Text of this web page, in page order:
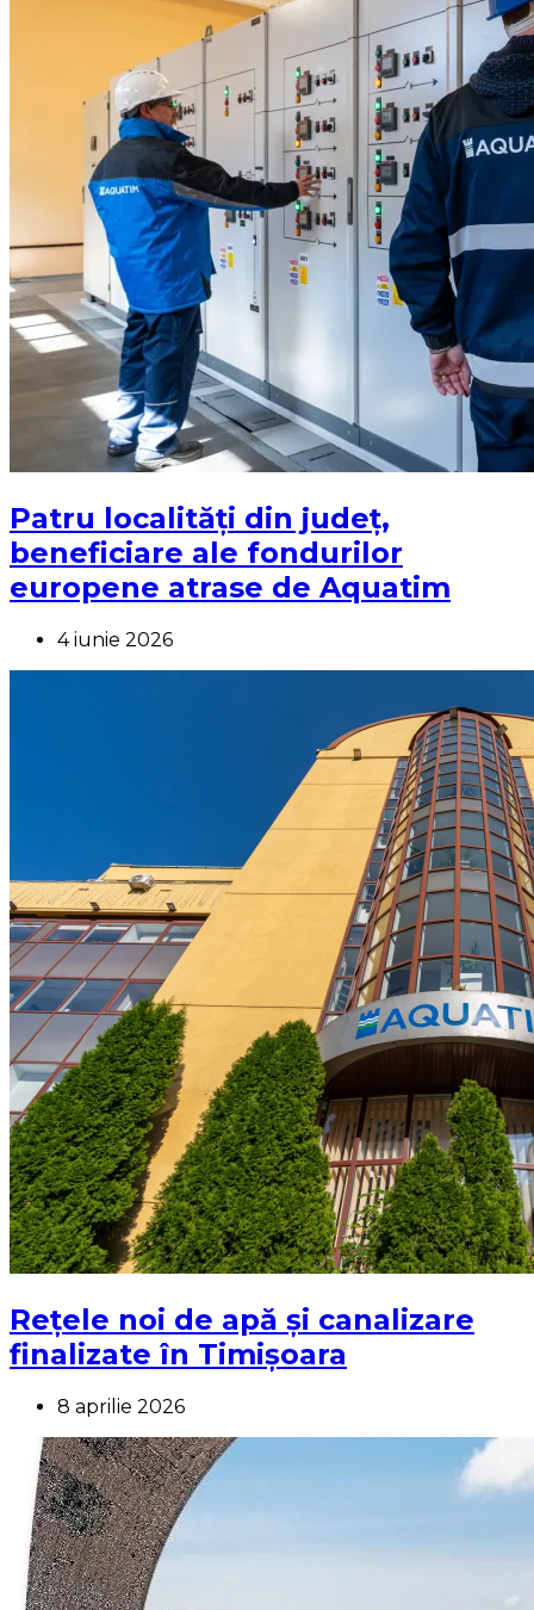
Patru localități din județ,
beneficiare ale fondurilor
europene atrase de Aquatim
4 iunie 2026
Rețele noi de apă și canalizare
finalizate în Timișoara
8 aprilie 2026